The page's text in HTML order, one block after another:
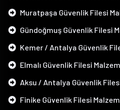
Muratpaşa Güvenlik Filesi
Gündoğmuş Güvenlik Filesi
Kemer / Antalya Güvenlik
Elmalı Güvenlik Filesi
Aksu / Antalya Güvenlik
Finike Güvenlik Filesi